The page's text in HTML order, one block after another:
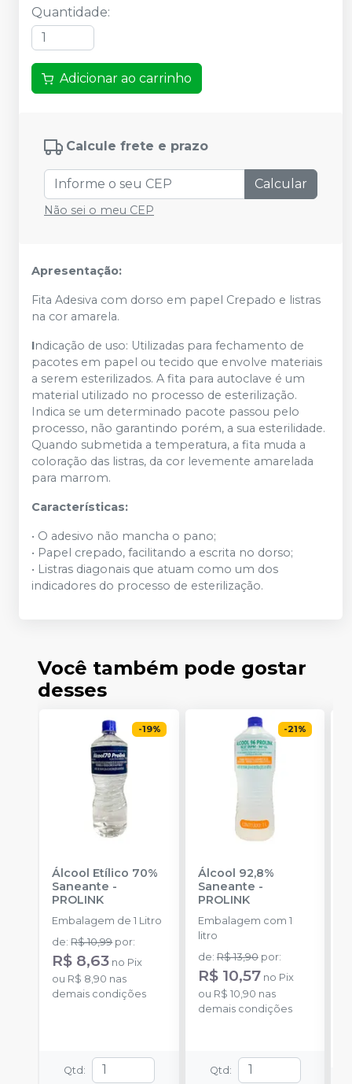
Quantidade:
Adicionar ao carrinho
Calcule frete e prazo
Calcular
Não sei o meu CEP
Apresentação:
Fita Adesiva com dorso em papel Crepado e listras
na cor amarela.
Indicação de uso: Utilizadas para fechamento de
pacotes em papel ou tecido que envolve materiais
a serem esterilizados. A fita para autoclave é um
material utilizado no processo de esterilização.
Indica se um determinado pacote passou pelo
processo, não garantindo porém, a sua esterilidade.
Quando submetida a temperatura, a fita muda a
coloração das listras, da cor levemente amarelada
para marrom.
Características:
• O adesivo não mancha o pano;
• Papel crepado, facilitando a escrita no dorso;
• Listras diagonais que atuam como um dos
indicadores do processo de esterilização.
Você também pode gostar
desses
-19%
Álcool Etílico 70%
Saneante -
PROLINK
Embalagem de 1 Litro
de:R$ 10,99 por:
R$ 8,63 no Pix
ou R$ 8,90 nas
demais condições
Qtd :
-21%
Álcool 92,8%
Saneante -
PROLINK
Embalagem com 1
litro
de: R$ 13,90 por:
R$ 10,57 no Pix
ou R$ 10,90 nas
demais condições
Qtd :